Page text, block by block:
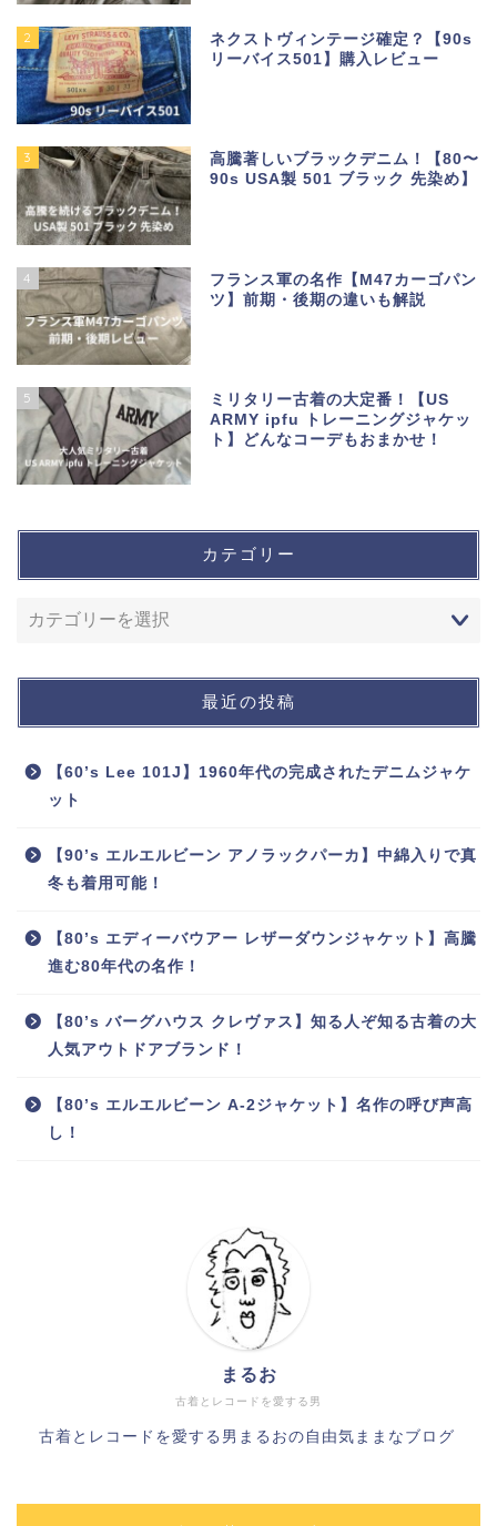
2
ネクストヴィンテージ確定？【90s
リーバイス501】購入レビュー
3
高騰著しいブラックデニム！【80〜
90s USA製 501 ブラック 先染め】
4
フランス軍の名作【M47カーゴパン
ツ】前期・後期の違いも解説
5
ミリタリー古着の大定番！【US
ARMY ipfu トレーニングジャケッ
ト】どんなコーデもおまかせ！
カテゴリー
最近の投稿
【60’s Lee 101J】1960年代の完成されたデニムジャケ
ット
【90’s エルエルビーン アノラックパーカ】中綿入りで真
冬も着用可能！
【80’s エディーバウアー レザーダウンジャケット】高騰
進む80年代の名作！
【80’s バーグハウス クレヴァス】知る人ぞ知る古着の大
人気アウトドアブランド！
【80’s エルエルビーン A-2ジャケット】名作の呼び声高
し！
古着とレコードを愛する男
まるお
古着とレコードを愛する男まるおの自由気ままなブログ